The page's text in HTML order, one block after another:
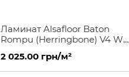
Ламинат Alsafloor Baton
Rompu (Herringbone) V4 WR
X LOCK Дуб Аманд
2 025.00 грн/м²